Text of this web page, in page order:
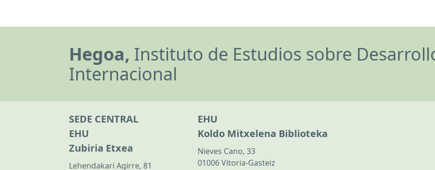
Hegoa, Instituto de Estudios sobre
Internacional
SEDE CENTRAL
EHU
Zubiria Etxea
Lehendakari Agirre, 81
EHU
Koldo Mitxelena Biblioteka
Nieves Cano, 33
01006 Vitoria-Gasteiz